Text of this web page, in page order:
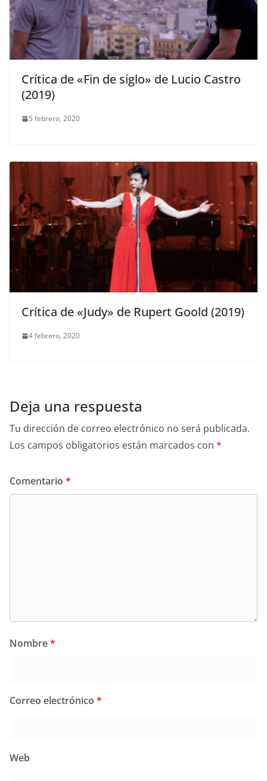
Crítica de «Fin de siglo» de Lucio Castro
(2019)
5 febrero, 2020
Crítica de «Judy» de Rupert Goold (2019)
4 febrero, 2020
Deja una respuesta
Tu dirección de correo electrónico no será publicada.
Los campos obligatorios están marcados con *
Comentario *
Nombre*
Correo electrónico *
Web